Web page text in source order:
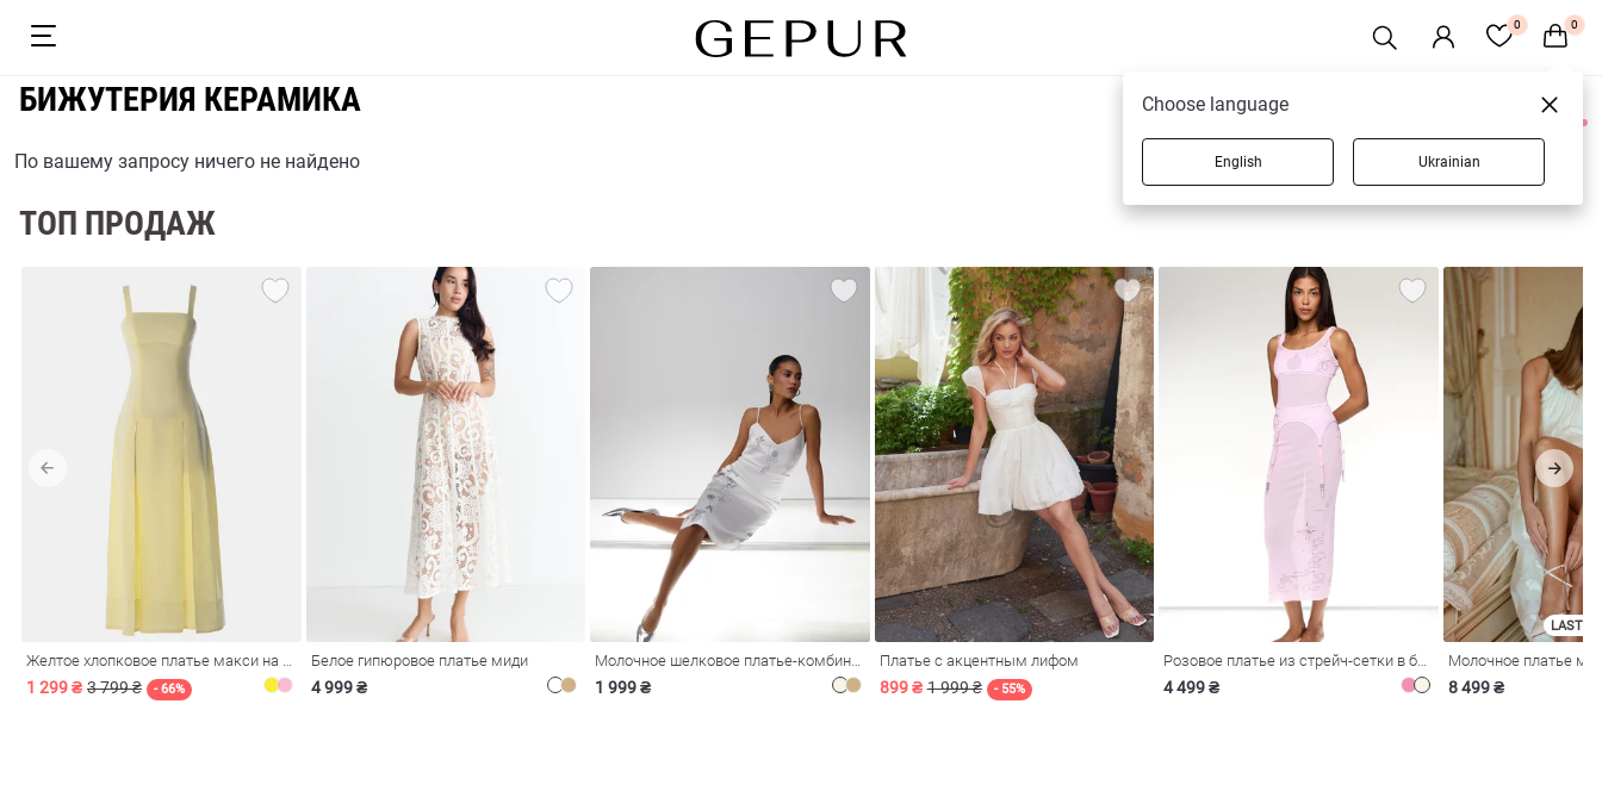
0 0
БИЖУТЕРИЯ КЕРАМИКА
0 товаров
По вашему запросу ничего не найдено
ТОП ПРОДАЖ
1 299 ₴ 3 799 ₴ - 66%
Белое гипюровое платье миди
4 999 ₴ 1 999 ₴
Платье с акцентным лифом
899 ₴ 1 999 ₴ - 55% 4 499 ₴
LAST
8 499 ₴
Choose language
English Ukrainian